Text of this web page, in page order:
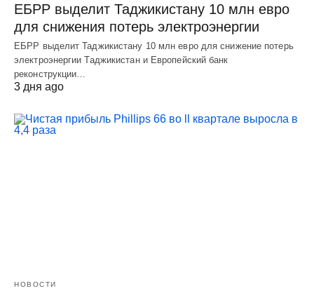
ЕБРР выделит Таджикистану 10 млн евро
для снижения потерь электроэнергии
ЕБРР выделит Таджикистану 10 млн евро для снижение потерь
электроэнергии Таджикистан и Европейский банк
реконструкции…
3 дня ago
НОВОСТИ